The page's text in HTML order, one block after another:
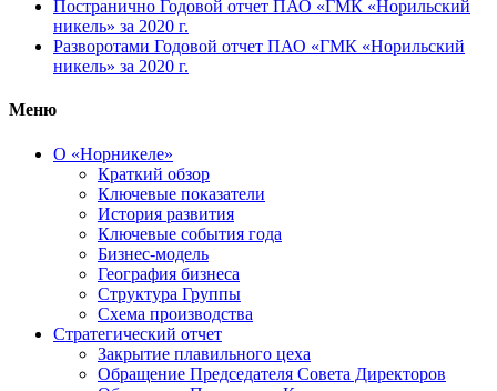
Постранично Годовой отчет ПАО «ГМК «Норильский
никель» за 2020 г.
Разворотами Годовой отчет ПАО «ГМК «Норильский
никель» за 2020 г.
Меню
О «Норникеле»
Краткий обзор
Ключевые показатели
История развития
Ключевые события года
Бизнес-модель
География бизнеса
Структура Группы
Схема производства
Стратегический отчет
Закрытие плавильного цеха
Обращение Председателя Совета Директоров